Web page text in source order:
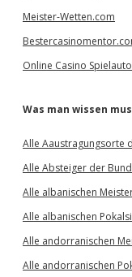
Meister-Wetten.com
Online Casino
Was man wissen
Alle Aaustragungsorte
Alle Absteiger der
Alle albanischen
Alle albanischen
Alle andorranischen
Alle andorranischen